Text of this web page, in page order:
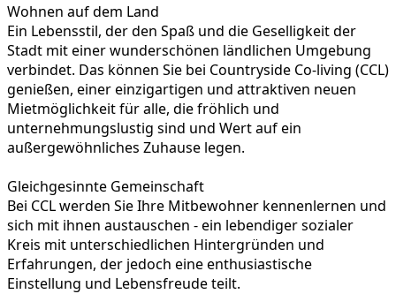
Wohnen auf dem Land
Ein Lebensstil, der den Spaß und die Geselligkeit der
Stadt mit einer wunderschönen ländlichen Umgebung
verbindet. Das können Sie bei Countryside Co-living (CCL)
genießen, einer einzigartigen und attraktiven neuen
Mietmöglichkeit für alle, die fröhlich und
unternehmungslustig sind und Wert auf ein
außergewöhnliches Zuhause legen.
Gleichgesinnte Gemeinschaft
Bei CCL werden Sie Ihre Mitbewohner kennenlernen und
sich mit ihnen austauschen - ein lebendiger sozialer
Kreis mit unterschiedlichen Hintergründen und
Erfahrungen, der jedoch eine enthusiastische
Einstellung und Lebensfreude teilt.